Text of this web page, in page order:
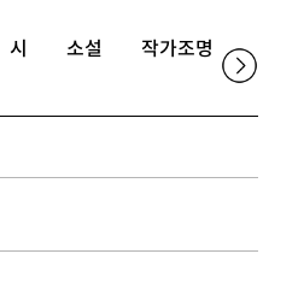
시 소설 작가조명 논단